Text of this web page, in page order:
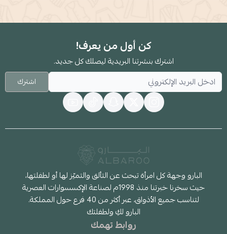
كن أول من يعرف!
اشترك بنشرتنا البريدية ليصلك كل جديد.
اشترك
البارو وجهة كل امرأة تبحث عن التألق والتميّز لها أو لطفلتها،
حيث سخرنا خبرتنا منذ 1998م لصناعة الإكسسوارات العصرية
لتناسب جميع الأذواق، عبر أكثر من 40 فرع حول المملكة.
البارو لكِ ولطفلتك
روابط تهمك